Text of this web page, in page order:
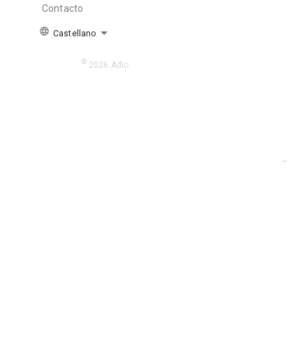
Contacto
Castellano
© 2026 Adio.